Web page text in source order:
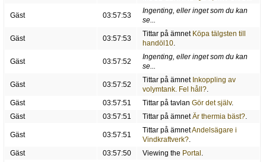
Gäst 03:57:53
Ingenting, eller inget som du kan
se...
Gäst 03:57:53
Tittar på ämnet Köpa tälgsten till
handöl10.
Gäst 03:57:52
Ingenting, eller inget som du kan
se...
Gäst 03:57:52
Tittar på ämnet Inkoppling av
volymtank. Fel håll?.
Gäst
03:57:51 Tittar på tavlan Gör det själv.
Gäst
03:57:51 Tittar på ämnetÄr thermia bäst?.
Gäst 03:57:51
Tittar på ämnetAndelsägare i
Vindkraftverk?.
Gäst
03:57:50 Viewing the Portal .